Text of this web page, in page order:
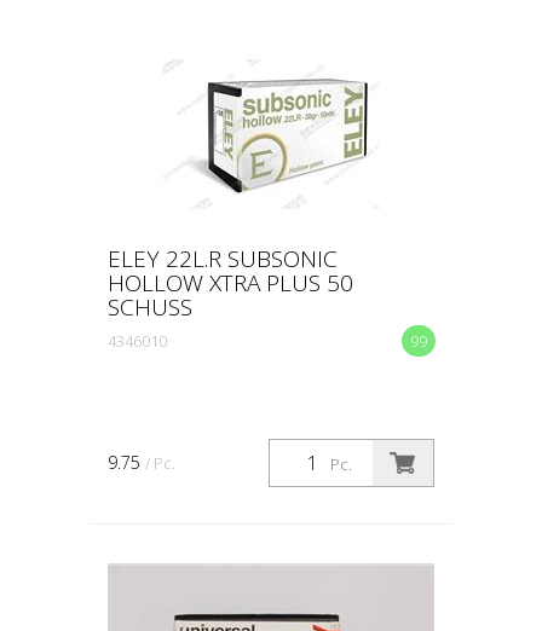
ELEY 22L.R SUBSONIC
HOLLOW XTRA PLUS 50
SCHUSS
99
4346010
Pc.
9.75 / Pc.